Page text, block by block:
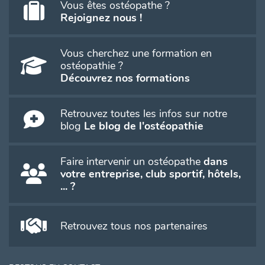
Vous êtes ostéopathe ?
Rejoignez nous !
Vous cherchez une formation en
ostéopathie ?
Découvrez nos formations
Retrouvez toutes les infos sur notre
blog Le blog de l'ostéopathie
Faire intervenir un ostéopathe dans
votre entreprise, club sportif, hôtels,
... ?
Retrouvez tous nos partenaires